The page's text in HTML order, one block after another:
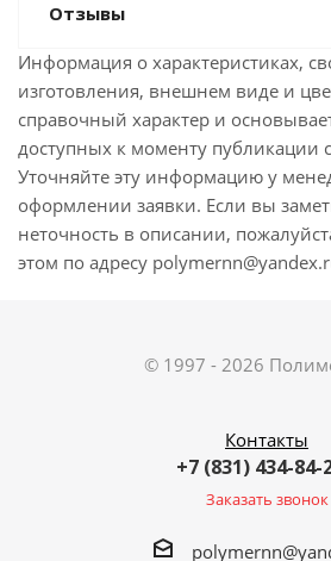
Отзывы
Информация о характеристиках,
изготовления, внешнем виде и
справочный характер и
доступных к моменту публикации
Уточняйте эту информацию у
оформлении заявки. Если вы
неточность в описании,
этом по адресу
© 1997 - 2026
Контакты
+7 (831) 434-84-
Заказать звонок